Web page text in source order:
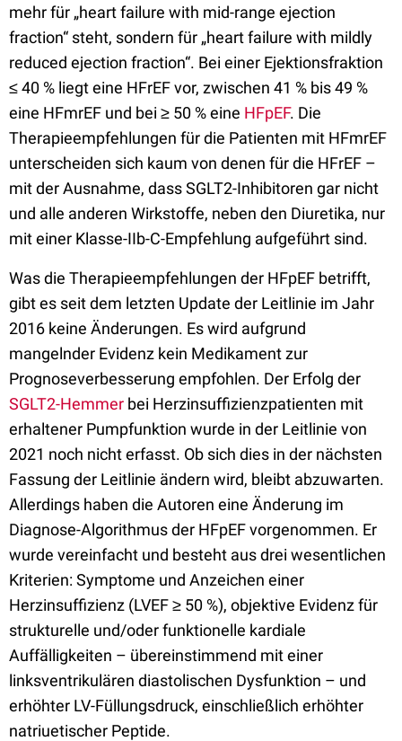
mehr für „heart failure with mid-range ejection
fraction“ steht, sondern für „heart failure with mildly
reduced ejection fraction“. Bei einer Ejektionsfraktion
≤ 40 % liegt eine HFrEF vor, zwischen 41 % bis 49 %
eine HFmrEF und bei ≥ 50 % eine HFpEF. Die
Therapieempfehlungen für die Patienten mit HFmrEF
unterscheiden sich kaum von denen für die HFrEF –
mit der Ausnahme, dass SGLT2-Inhibitoren gar nicht
und alle anderen Wirkstoffe, neben den Diuretika, nur
mit einer Klasse-IIb-C-Empfehlung aufgeführt sind.
Was die Therapieempfehlungen der HFpEF betrifft,
gibt es seit dem letzten Update der Leitlinie im Jahr
2016 keine Änderungen. Es wird aufgrund
mangelnder Evidenz kein Medikament zur
Prognoseverbesserung empfohlen. Der Erfolg der
SGLT2-Hemmer bei Herzinsuffizienzpatienten mit
erhaltener Pumpfunktion wurde in der Leitlinie von
2021 noch nicht erfasst. Ob sich dies in der nächsten
Fassung der Leitlinie ändern wird, bleibt abzuwarten.
Allerdings haben die Autoren eine Änderung im
Diagnose-Algorithmus der HFpEF vorgenommen. Er
wurde vereinfacht und besteht aus drei wesentlichen
Kriterien: Symptome und Anzeichen einer
Herzinsuffizienz (LVEF ≥ 50 %), objektive Evidenz für
strukturelle und/oder funktionelle kardiale
Auffälligkeiten – übereinstimmend mit einer
linksventrikulären diastolischen Dysfunktion – und
erhöhter LV-Füllungsdruck, einschließlich erhöhter
natriuetischer Peptide.